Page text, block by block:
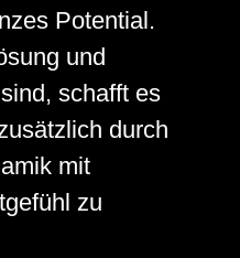
Potential.
und
schafft es
durch
mit
zu